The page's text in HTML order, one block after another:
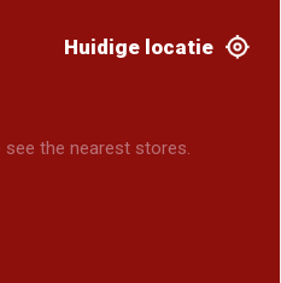
Huidige locatie
the nearest stores.